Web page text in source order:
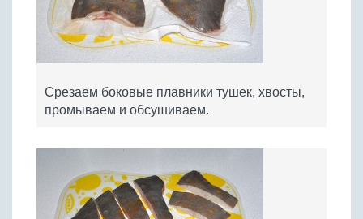
Срезаем боковые плавники тушек, хвосты,
промываем и обсушиваем.